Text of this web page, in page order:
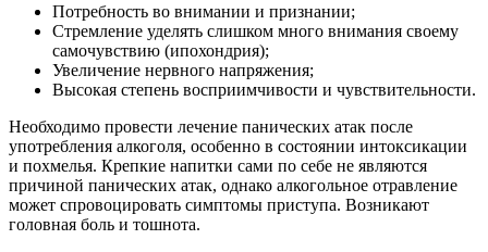
Потребность во внимании и признании;
Стремление уделять слишком много внимания своему
самочувствию (ипохондрия);
Увеличение нервного напряжения;
Высокая степень восприимчивости и чувствительности.
Необходимо провести лечение панических атак после
употребления алкоголя, особенно в состоянии интоксикации
и похмелья. Крепкие напитки сами по себе не являются
причиной панических атак, однако алкогольное отравление
может спровоцировать симптомы приступа. Возникают
головная боль и тошнота.